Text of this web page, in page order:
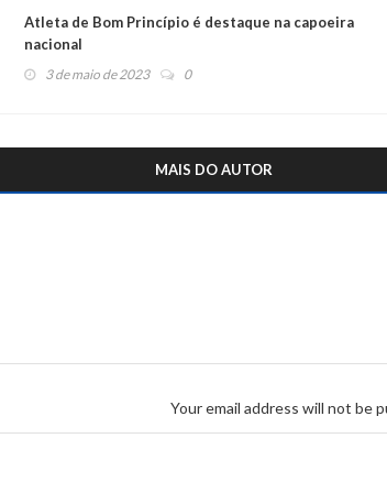
Atleta de Bom Princípio é destaque na capoeira
nacional
3 de maio de 2023 0
MAIS DO AUTOR
Your email address will not be